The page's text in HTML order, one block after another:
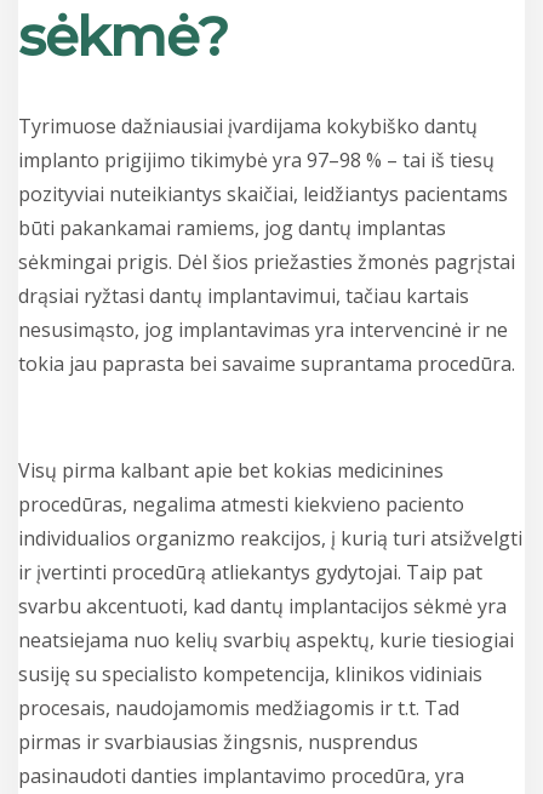
sėkmė?
Tyrimuose dažniausiai įvardijama kokybiško dantų
implanto prigijimo tikimybė yra 97–98 % – tai iš tiesų
pozityviai nuteikiantys skaičiai, leidžiantys pacientams
būti pakankamai ramiems, jog dantų implantas
sėkmingai prigis. Dėl šios priežasties žmonės pagrįstai
drąsiai ryžtasi dantų implantavimui, tačiau kartais
nesusimąsto, jog implantavimas yra intervencinė ir ne
tokia jau paprasta bei savaime suprantama procedūra.
Visų pirma kalbant apie bet kokias medicinines
procedūras, negalima atmesti kiekvieno paciento
individualios organizmo reakcijos, į kurią turi atsižvelgti
ir įvertinti procedūrą atliekantys gydytojai. Taip pat
svarbu akcentuoti, kad dantų implantacijos sėkmė yra
neatsiejama nuo kelių svarbių aspektų, kurie tiesiogiai
susiję su specialisto kompetencija, klinikos vidiniais
procesais, naudojamomis medžiagomis ir t.t. Tad
pirmas ir svarbiausias žingsnis, nusprendus
pasinaudoti danties implantavimo procedūra, yra